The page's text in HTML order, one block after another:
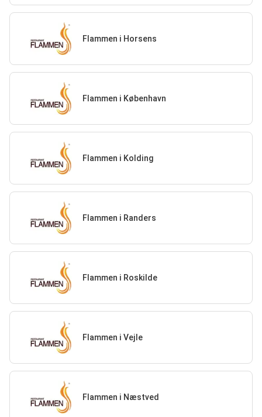
Flammen i Horsens
Flammen i København
Flammen i Kolding
Flammen i Randers
Flammen i Roskilde
Flammen i Vejle
Flammen i Næstved